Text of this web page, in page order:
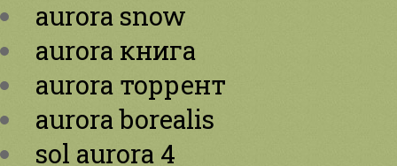
aurora snow
aurora книга
aurora торрент
aurora borealis
sol aurora 4